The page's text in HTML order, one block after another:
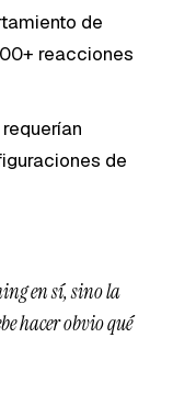
de
reacciones
requerían
de
en sí, sino la
hacer obvio qué